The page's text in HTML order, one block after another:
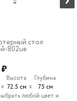
стол
802ue
х
Высота
72.5 см х
Глубина
75 см
любой цвет и